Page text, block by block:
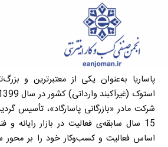
پاساریا به‌عنوان یکی از معتبرترین و
شرکت مادر «بازرگانی پاسارگاد»، تأسیس
15 سال سابقه‌ی فعالیت در بازار رایانه و
اساس فعالیت و کسب‌وکار خود را بر